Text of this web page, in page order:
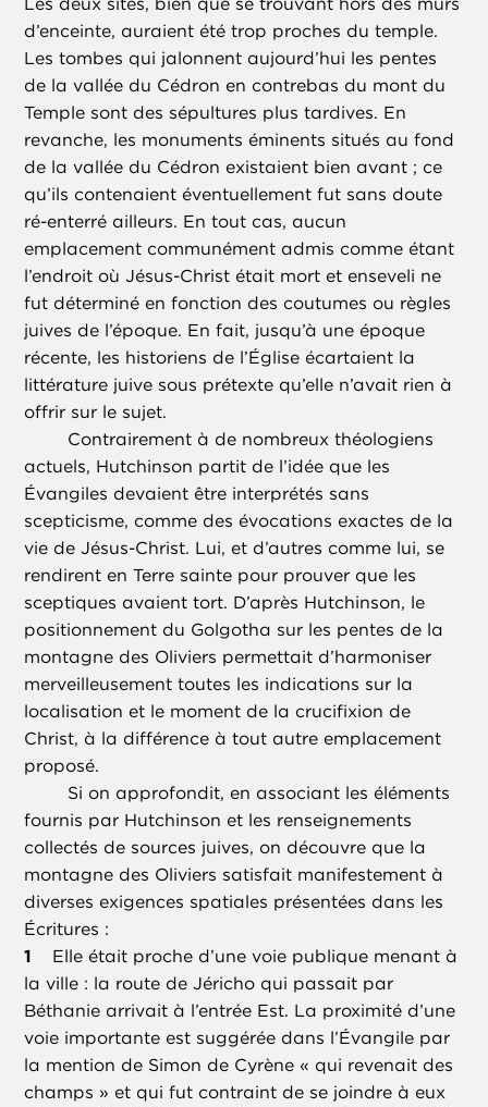
Les deux sites, bien que se trouvant hors des murs
d’enceinte, auraient été trop proches du temple.
Les tombes qui jalonnent aujourd’hui les pentes
de la vallée du Cédron en contrebas du mont du
Temple sont des sépultures plus tardives. En
revanche, les monuments éminents situés au fond
de la vallée du Cédron existaient bien avant ; ce
qu’ils contenaient éventuellement fut sans doute
ré-enterré ailleurs. En tout cas, aucun
emplacement communément admis comme étant
l’endroit où Jésus-Christ était mort et enseveli ne
fut déterminé en fonction des coutumes ou règles
juives de l’époque. En fait, jusqu’à une époque
récente, les historiens de l’Église écartaient la
littérature juive sous prétexte qu’elle n’avait rien à
offrir sur le sujet.
Contrairement à de nombreux théologiens
actuels, Hutchinson partit de l’idée que les
Évangiles devaient être interprétés sans
scepticisme, comme des évocations exactes de la
vie de Jésus-Christ. Lui, et d’autres comme lui, se
rendirent en Terre sainte pour prouver que les
sceptiques avaient tort. D’après Hutchinson, le
positionnement du Golgotha sur les pentes de la
montagne des Oliviers permettait d’harmoniser
merveilleusement toutes les indications sur la
localisation et le moment de la crucifixion de
Christ, à la différence à tout autre emplacement
proposé.
Si on approfondit, en associant les éléments
fournis par Hutchinson et les renseignements
collectés de sources juives, on découvre que la
montagne des Oliviers satisfait manifestement à
diverses exigences spatiales présentées dans les
Écritures :
Elle était proche d’une voie publique menant à
la ville : la route de Jéricho qui passait par
Béthanie arrivait à l’entrée Est. La proximité d’une
voie importante est suggérée dans l’Évangile par
la mention de Simon de Cyrène « qui revenait des
champs » et qui fut contraint de se joindre à eux